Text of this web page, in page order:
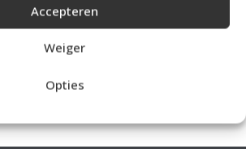
Accepteren
Weiger
Opties
IDEALE CAPUCHONTRUI BREIEN VOOR THUIS OP DE BANK